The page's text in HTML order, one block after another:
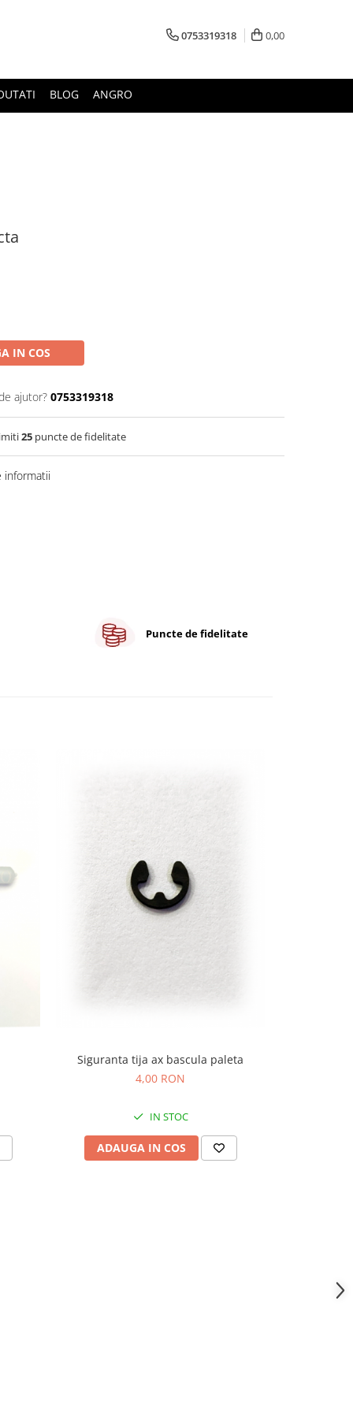
0753319318 0,00
BLOG ANGRO
IN COS
ajutor? 0753319318
25 puncte de fidelitate
informatii
Puncte de fidelitate
Siguranta tija ax bascula paleta
4,00 RON
IN STOC
ADAUGA IN COS